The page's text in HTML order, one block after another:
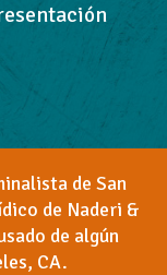
de San
de Naderi &
de algún
CA.